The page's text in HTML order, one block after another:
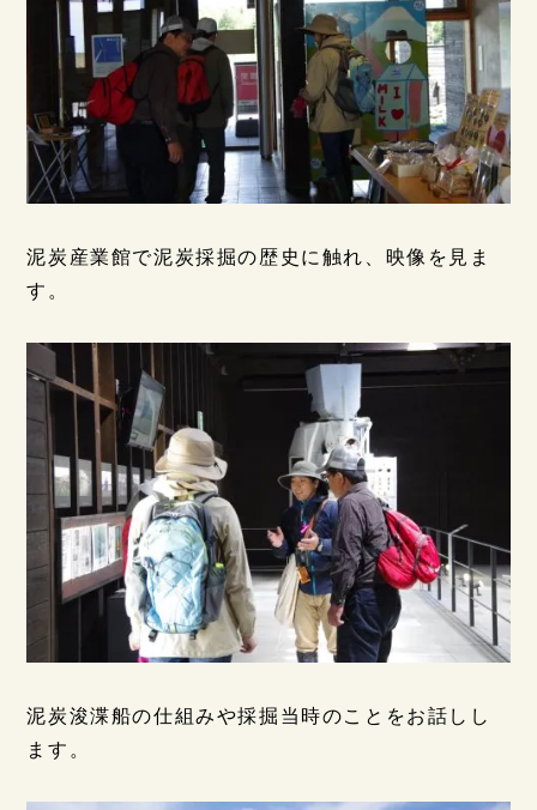
泥炭産業館で泥炭採掘の歴史に触れ、映像を見ま
す。
泥炭浚渫船の仕組みや採掘当時のことをお話しし
ます。